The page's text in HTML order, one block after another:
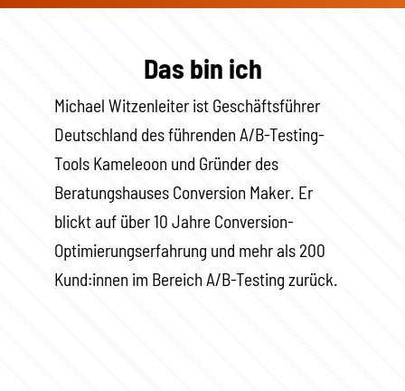
Das bin ich
Michael Witzenleiter ist Geschäftsführer
Deutschland des führenden A/B-Testing-
Tools Kameleoon und Gründer des
Beratungshauses Conversion Maker. Er
blickt auf über 10 Jahre Conversion-
Optimierungserfahrung und mehr als 200
Kund:innen im Bereich A/B-Testing zurück.